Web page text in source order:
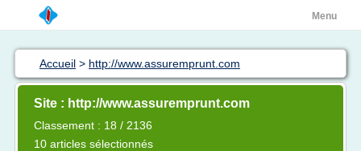
Menu
Accueil > http://www.assuremprunt.com
Site : http://www.assuremprunt.com
Classement : 18 / 2136
10 articles sélectionnés